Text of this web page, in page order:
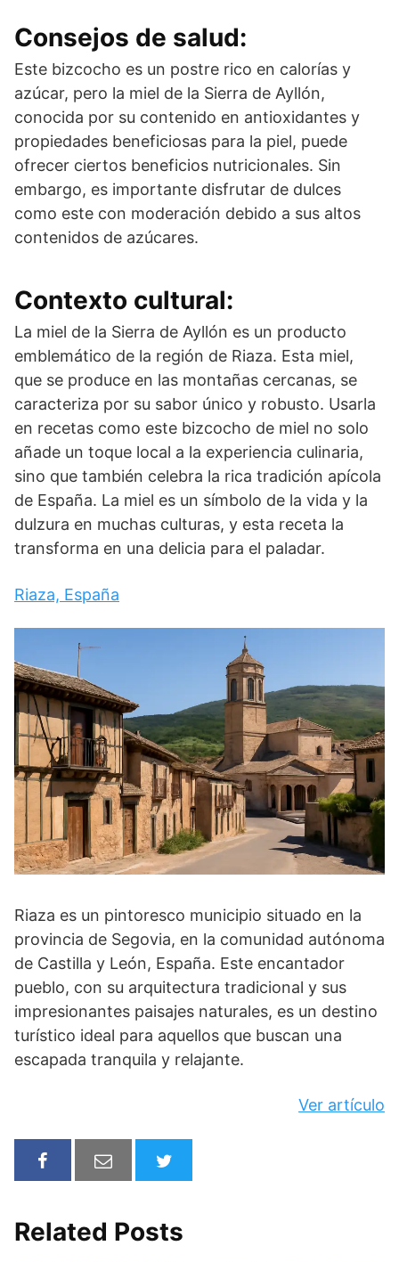
Consejos de salud:
Este bizcocho es un postre rico en calorías y
azúcar, pero la miel de la Sierra de Ayllón,
conocida por su contenido en antioxidantes y
propiedades beneficiosas para la piel, puede
ofrecer ciertos beneficios nutricionales. Sin
embargo, es importante disfrutar de dulces
como este con moderación debido a sus altos
contenidos de azúcares.
Contexto cultural:
La miel de la Sierra de Ayllón es un producto
emblemático de la región de Riaza. Esta miel,
que se produce en las montañas cercanas, se
caracteriza por su sabor único y robusto. Usarla
en recetas como este bizcocho de miel no solo
añade un toque local a la experiencia culinaria,
sino que también celebra la rica tradición apícola
de España. La miel es un símbolo de la vida y la
dulzura en muchas culturas, y esta receta la
transforma en una delicia para el paladar.
Riaza, España
Riaza es un pintoresco municipio situado en la
provincia de Segovia, en la comunidad autónoma
de Castilla y León, España. Este encantador
pueblo, con su arquitectura tradicional y sus
impresionantes paisajes naturales, es un destino
turístico ideal para aquellos que buscan una
escapada tranquila y relajante.
Ver artículo
Related Posts